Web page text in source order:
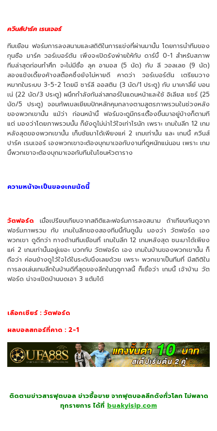
ควีนส์ปาร์ค เรนเจอร์
ทีมเยือน ฟอร์มการลงสนามและสถิติในการแข่งที่ผ่านมานั้น โดยการนำทีมของ
กุนซือ มาร์ค วอร์เบอร์ตัน เพิ่งจะเปิดรังพ่ายให้กับ ดาร์บี้ 0-1 สำหรับสภาพ
ทีมล่าสุดก่อนทำศึก จะไม่มีชื่อ ลุค อามอส (5 นัด) กับ ลี วอลเลซ (9 นัด)
สองแข้งเดี้ยงค้างสต๊อคซึ่งยังไม่หายดี คาดว่า วอร์เบอร์ตัน เตรียมวาง
หมากในระบบ 3-5-2 โดยมี ชาร์ลี ออสติน (3 นัด/1 ประตู) กับ มาเคาลี่ย์ บอน
เน่ (22 นัด/3 ประตู) ผนึกกำลังกันล่าสกอร์ในแดนหน้าและใช้ อิเลียส แชร์ (25
นัด/5 ประตู) จอมทัพเบลเยียมปักหลักคุมกลางตามสูตรภาพรวมในช่วงหลัง
ของพวกเขานั้น แม้ว่า ก่อนหน้านี้ ฟอร์มจะดูมีกระเตื้องขึ้นมาอยู่บ้างก็ตามที
แต่ มองว่าโดยภาพรวมนั้น ก็ยังดูไม่น่าไว้ใจเท่าไรนัก เพราะ เกมในลีก 12 เกม
หลังสุดของพวกเขานั้น เก็บชัยมาได้เพียงแค่ 2 เกมเท่านั้น และ เกมนี้ ควีนส์
ปาร์ค เรนเจอร์ เองพวกเขาจะต้องบุกมาเจอกับงานที่ดูหนักแน่นอน เพราะ เกม
นี้พวกเขาจะต้องบุกมาเจอกับทีมในโซนหัวตาราง
ความหน้าจะเป็นของเกมนัดนี้
วัตฟอร์ด เมื่อเปรียบเทียบจากสถิติและฟอร์มการลงสนาม ถ้าเทียบกันดูจาก
ฟอร์มภาพรวม กับ เกมในลีกของสองทีมนี้กันดูนั้น มองว่า วัตฟอร์ด เอง
พวกเขา ดูดีกว่า ทางด้านทีมเยือนที่ เกมในลีก 12 เกมหลังสุด ชนะมาได้เพียง
แค่ 2 เกมเท่านั้นอยู่เยอะ บวกกับ วัตฟอร์ด เอง เกมในบ้านของพวกเขานั้น ก็
ถือว่า ค่อนข้างดูไว้ใจได้ในระดับนึงเลยด้วย เพราะ พวกเขาเป็นทีมที่ มีสถิติใน
การลงเล่นเกมลีกในบ้านดีที่สุดของลีกในฤดูกาลนี้ ก็เชื่อว่า เกมนี้ เจ้าบ้าน วัต
ฟอร์ด น่าจะเปิดบ้านบดเอา 3 แต้มได้
เลือกเชียร์ : วัตฟอร์ด
ผลบอลสกอร์ที่คาด : 2-1
ติดตามข่าวสารฟุตบอล ข่าวซื้อขาย จากฟุตบอลลีกดังทั่วโลก ไม่พลาด
ทุกรายการ ได้ที่ buakyisip.com